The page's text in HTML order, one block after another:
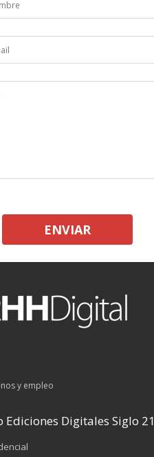
ENVIAR
y empleo
Digitales Siglo 21